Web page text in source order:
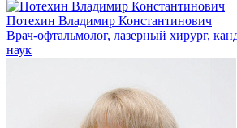
Потехин Владимир Константинович
Врач-офтальмолог, лазерный хирург,
наук